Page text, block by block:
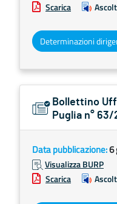
Scarica
Bollettino
Puglia n° 63/
Data pubblicazione:6
Visualizza BURP
Scarica